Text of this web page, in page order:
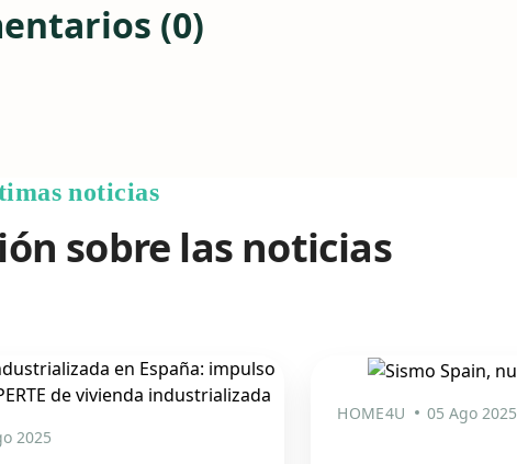
(0)
noticias
sobre las noticias
2025
HOME4U 05 Ago 2025